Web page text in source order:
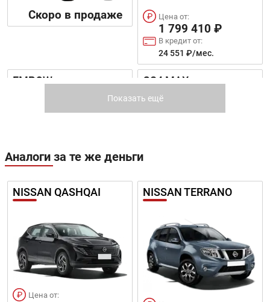
Скоро в продаже Цена от:
1 799 410 ₽
В кредит от:
24 551 ₽/мес.
EMPOW
Цена от:
2 599 410 ₽
GS4 MAX
Цена от:
2 740 410 ₽
37 390 ₽/мес.
GS4 GN8
Показать ещё
Аналоги за те же деньги
NISSAN QASHQAI
Цена от:
NISSAN TERRANO